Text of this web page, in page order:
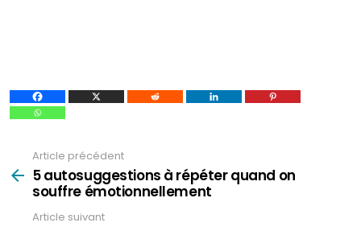
plus
Article précédent
5 autosuggestions à répéter quand on
souffre émotionnellement
Article suivant